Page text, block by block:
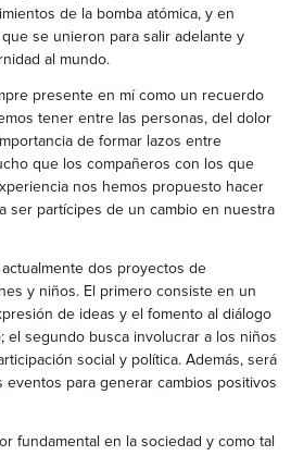
de la bomba atómica, y en
se unieron para salir adelante y
al mundo.
presente en mí como un recuerdo
tener entre las personas, del dolor
de formar lazos entre
que los compañeros con los que
nos hemos propuesto hacer
ser partícipes de un cambio en nuestra
dos proyectos de
y niños. El primero consiste en un
de ideas y el fomento al diálogo
el segundo busca involucrar a los niños
social y política. Además, será
eventos para generar cambios positivos
fundamental en la sociedad y como tal